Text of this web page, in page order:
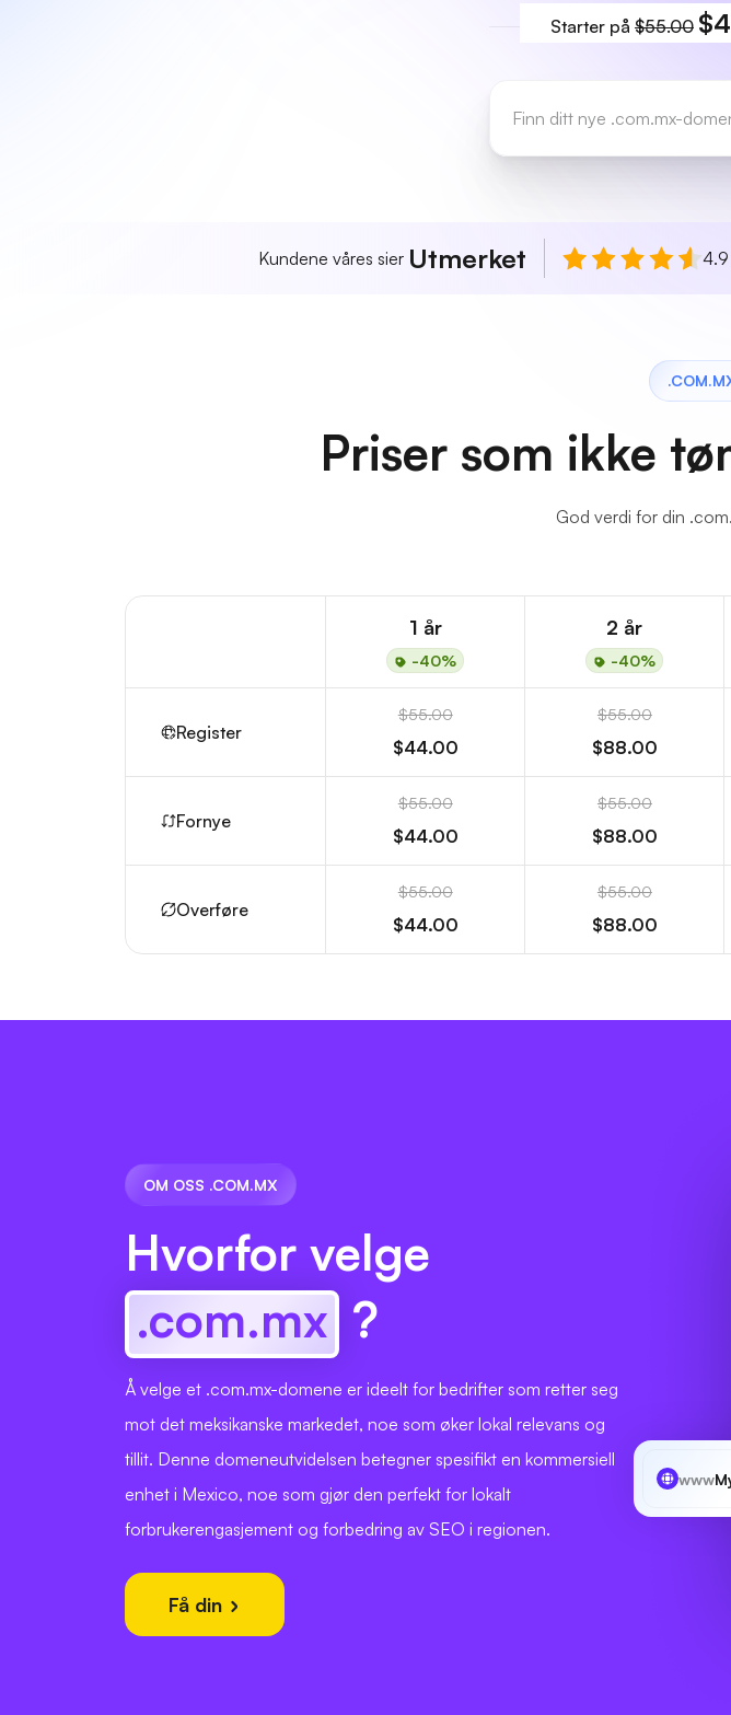
Starter på $55.00
Kundene våres sier Utmerket 4.9
Priser som ikke
God verdi for din
1 år
-40%
2 år
-40%
Register
$55.00
$44.00
$55.00
$88.00
Fornye
$55.00
$44.00
$55.00
$88.00
Overføre
$55.00
$44.00
$55.00
$88.00
OM OSS .COM.MX
Hvorfor velge
.com.mx ?
Å velge et .com.mx-domene er ideelt for bedrifter som retter seg
mot det meksikanske markedet, noe som øker lokal relevans og
tillit. Denne domeneutvidelsen betegner spesifikt en kommersiell
enhet i Mexico, noe som gjør den perfekt for lokalt
forbrukerengasjement og forbedring av SEO i regionen.
Få din
www